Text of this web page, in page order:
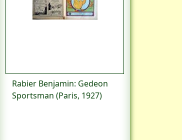
Rabier Benjamin: ‎Gedeon
Sportsman (Paris, 1927)